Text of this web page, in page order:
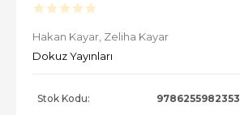
Hakan Kayar, Zeliha Kayar
Dokuz Yayınları
Stok Kodu: 9786255982353